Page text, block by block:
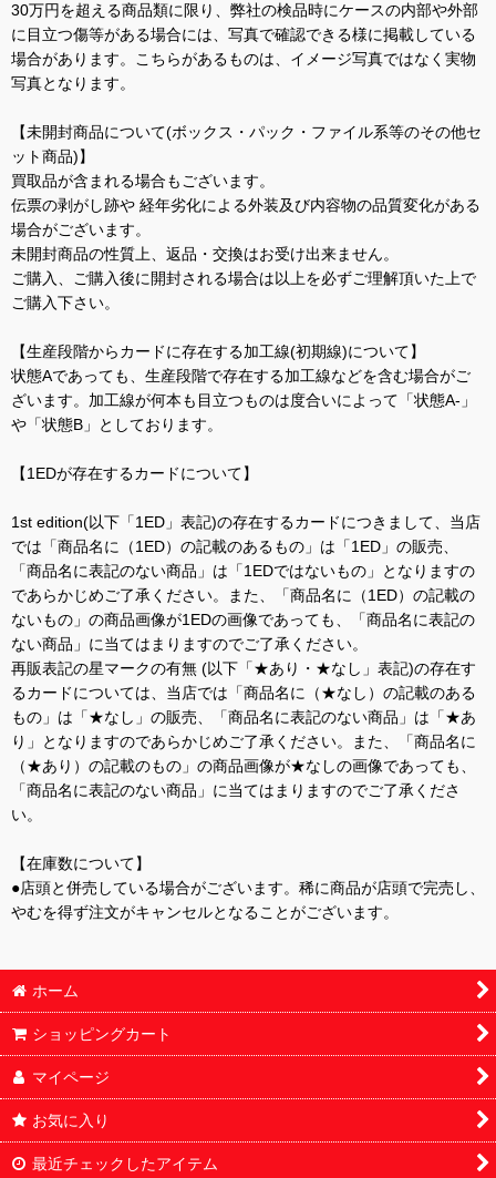
30万円を超える商品類に限り、弊社の検品時にケースの内部や外部
に目立つ傷等がある場合には、写真で確認できる様に掲載している
場合があります。こちらがあるものは、イメージ写真ではなく実物
写真となります。
【未開封商品について(ボックス・パック・ファイル系等のその他セ
ット商品)】
買取品が含まれる場合もございます。
伝票の剥がし跡や 経年劣化による外装及び内容物の品質変化がある
場合がございます。
未開封商品の性質上、返品・交換はお受け出来ません。
ご購入、ご購入後に開封される場合は以上を必ずご理解頂いた上で
ご購入下さい。
【生産段階からカードに存在する加工線(初期線)について】
状態Aであっても、生産段階で存在する加工線などを含む場合がご
ざいます。加工線が何本も目立つものは度合いによって「状態A-」
や「状態B」としております。
【1EDが存在するカードについて】
1st edition(以下「1ED」表記)の存在するカードにつきまして、当店
では「商品名に（1ED）の記載のあるもの」は「1ED」の販売、
「商品名に表記のない商品」は「1EDではないもの」となりますの
であらかじめご了承ください。また、「商品名に（1ED）の記載の
ないもの」の商品画像が1EDの画像であっても、「商品名に表記の
ない商品」に当てはまりますのでご了承ください。
再販表記の星マークの有無 (以下「★あり・★なし」表記)の存在す
るカードについては、当店では「商品名に（★なし）の記載のある
もの」は「★なし」の販売、「商品名に表記のない商品」は「★あ
り」となりますのであらかじめご了承ください。また、「商品名に
（★あり）の記載のもの」の商品画像が★なしの画像であっても、
「商品名に表記のない商品」に当てはまりますのでご了承くださ
い。
【在庫数について】
●店頭と併売している場合がございます。稀に商品が店頭で完売し、
やむを得ず注文がキャンセルとなることがございます。
ホーム
ショッピングカート
マイページ
お気に入り
最近チェックしたアイテム